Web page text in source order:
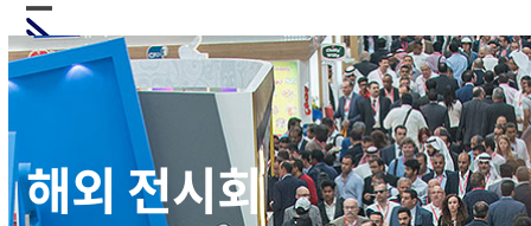
Skip
to
content
Open
mobile
Close
mobile
해외 전시회